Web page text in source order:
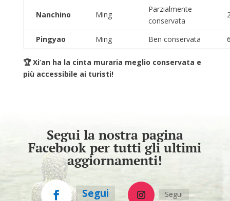
Nanchino Ming
Parzialmente
conservata
Pingyao Ming Ben conservata
🏆 Xi’an ha la cinta muraria meglio conservata e
più accessibile ai turisti!
Segui la nostra pagina
Facebook per tutti gli ultimi
aggiornamenti!
Segui Segui